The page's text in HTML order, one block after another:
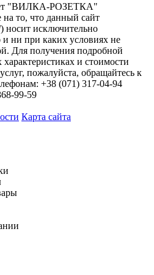
"ВИЛКА-РОЗЕТКА"
то, что данный сайт
носит исключительно
ни при каких условиях не
Для получения подробной
и стоимости
пожалуйста, обращайтесь к
+38 (071) 317-04-94
99-59
Карта сайта